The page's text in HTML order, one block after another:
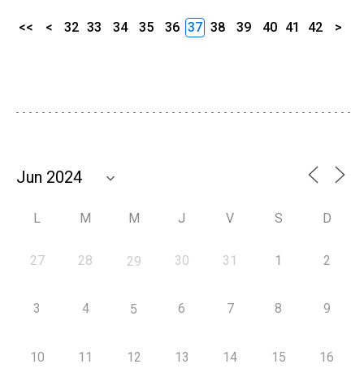
<< < 32 33 34 35 36 37 38 39 40 41 42 >
L M M J V S D
27 28 29 30 31 1 2
3 4 5 6 7 8 9
10 11 12 13 14 15 16